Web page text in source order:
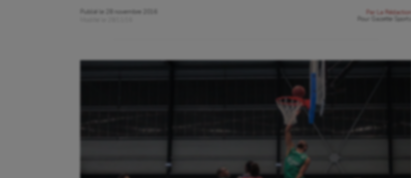
Publié le
28 novembre 2016
Par
La Rédaction
Gazette Sports